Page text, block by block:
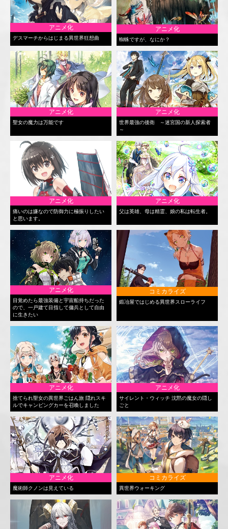
アニメ化
デスマーチからはじまる異世界狂想曲
アニメ化
蜘蛛ですが、なにか？
アニメ化
聖女の魔力は万能です
アニメ化
世界最強の後衛 ～迷宮国の新人探索者
～
アニメ化
痛いのは嫌なので防御力に極振りしたい
と思います。
アニメ化
父は英雄、母は精霊、娘の私は転生者。
アニメ化
目覚めたら最強装備と宇宙船持ちだった
ので、一戸建て目指して傭兵として自由
に生きたい
コミカライズ
鍛冶屋ではじめる異世界スローライフ
アニメ化
捨てられ聖女の異世界ごはん旅 隠れスキ
ルでキャンピングカーを召喚しました
アニメ化
サイレント・ウィッチ 沈黙の魔女の隠し
ごと
アニメ化
魔術師クノンは見えている
コミカライズ
異世界ウォーキング